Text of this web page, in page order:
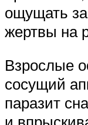
ощущать
жертвы на
Взрослые
сосущий
паразит